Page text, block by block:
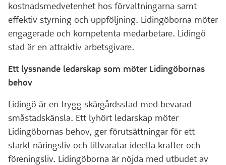
kostnadsmedvetenhet hos förvaltningarna samt
effektiv styrning och uppföljning. Lidingöborna möter
engagerade och kompetenta medarbetare. Lidingö
stad är en attraktiv arbetsgivare.
Ett lyssnande ledarskap som möter Lidingöbornas
behov
Lidingö är en trygg skärgårdsstad med bevarad
småstadskänsla. Ett lyhört ledarskap möter
Lidingöbornas behov, ger förutsättningar för ett
starkt näringsliv och tillvaratar ideella krafter och
föreningsliv. Lidingöborna är nöjda med utbudet av